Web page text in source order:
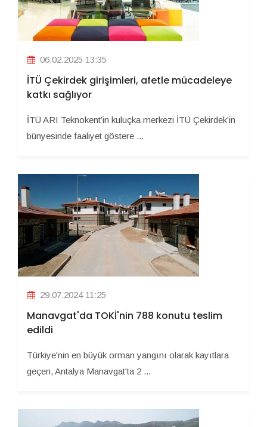
06.02.2025 13:35
İTÜ Çekirdek girişimleri, afetle mücadeleye
katkı sağlıyor
İTÜ ARI Teknokent’in kuluçka merkezi İTÜ Çekirdek’in
bünyesinde faaliyet göstere ...
29.07.2024 11:25
Manavgat'da TOKİ'nin 788 konutu teslim
edildi
Türkiye'nin en büyük orman yangını olarak kayıtlara
geçen, Antalya Manavgat'ta 2 ...